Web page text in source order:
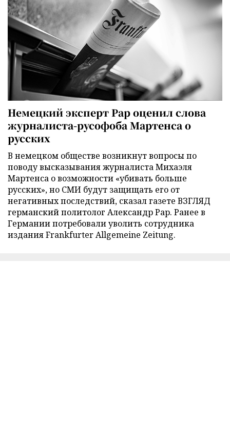
Немецкий эксперт Рар оценил слова
журналиста-русофоба Мартенса о
русских
В немецком обществе возникнут вопросы по
поводу высказывания журналиста Михаэля
Мартенса о возможности «убивать больше
русских», но СМИ будут защищать его от
негативных последствий, сказал газете ВЗГЛЯД
германский политолог Александр Рар. Ранее в
Германии потребовали уволить сотрудника
издания Frankfurter Allgemeine Zeitung.